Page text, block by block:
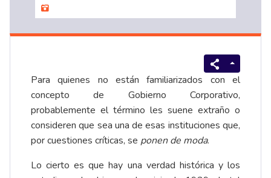
Para quienes no están familiarizados con el
concepto de Gobierno Corporativo,
probablemente el término les suene extraño o
consideren que sea una de esas instituciones que,
por cuestiones críticas, se ponen de moda.
Lo cierto es que hay una verdad histórica y los